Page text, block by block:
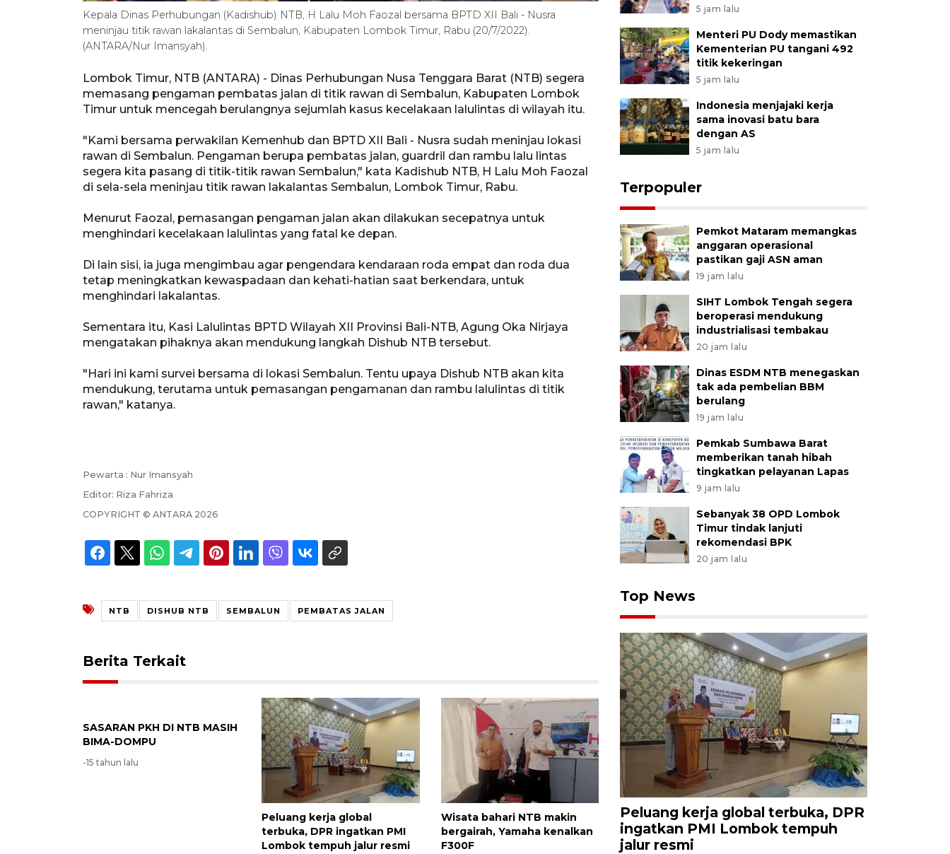
Kepala Dinas Perhubungan (Kadishub) NTB, H Lalu Moh Faozal bersama BPTD XII Bali - Nusra
meninjau titik rawan lakalantas di Sembalun, Kabupaten Lombok Timur, Rabu (20/7/2022).
(ANTARA/Nur Imansyah).
Lombok Timur, NTB (ANTARA) - Dinas Perhubungan Nusa Tenggara Barat (NTB) segera
memasang pengaman pembatas jalan di titik rawan di Sembalun, Kabupaten Lombok
Timur untuk mencegah berulangnya sejumlah kasus kecelakaan lalulintas di wilayah itu.
"Kami bersama perwakilan Kemenhub dan BPTD XII Bali - Nusra sudah meninjau lokasi
rawan di Sembalun. Pengaman berupa pembatas jalan, guardril dan rambu lalu lintas
segera kita pasang di titik-titik rawan Sembalun," kata Kadishub NTB, H Lalu Moh Faozal
di sela-sela meninjau titik rawan lakalantas Sembalun, Lombok Timur, Rabu.
Menurut Faozal, pemasangan pengaman jalan akan dilakukan secepatnya untuk
menghindari kecelakaan lalulintas yang fatal ke depan.
Di lain sisi, ia juga mengimbau agar pengendara kendaraan roda empat dan roda dua
tetap meningkatkan kewaspadaan dan kehati-hatian saat berkendara, untuk
menghindari lakalantas.
Sementara itu, Kasi Lalulintas BPTD Wilayah XII Provinsi Bali-NTB, Agung Oka Nirjaya
mengatakan pihaknya akan mendukung langkah Dishub NTB tersebut.
"Hari ini kami survei bersama di lokasi Sembalun. Tentu upaya Dishub NTB akan kita
mendukung, terutama untuk pemasangan pengamanan dan rambu lalulintas di titik
rawan," katanya.
Pewarta : Nur Imansyah
Editor: Riza Fahriza
COPYRIGHT © ANTARA 2026
NTB DISHUB NTB SEMBALUN PEMBATAS JALAN
Berita Terkait
SASARAN PKH DI NTB MASIH
BIMA-DOMPU
-15 tahun lalu
Peluang kerja global
terbuka, DPR ingatkan PMI
Lombok tempuh jalur resmi
Wisata bahari NTB makin
bergairah, Yamaha kenalkan
F300F
5 jam lalu
Menteri PU Dody memastikan
Kementerian PU tangani 492
titik kekeringan
5 jam lalu
Indonesia menjajaki kerja
sama inovasi batu bara
dengan AS
5 jam lalu
Terpopuler
Pemkot Mataram memangkas
anggaran operasional
pastikan gaji ASN aman
19 jam lalu
SIHT Lombok Tengah segera
beroperasi mendukung
industrialisasi tembakau
20 jam lalu
Dinas ESDM NTB menegaskan
tak ada pembelian BBM
berulang
19 jam lalu
Pemkab Sumbawa Barat
memberikan tanah hibah
tingkatkan pelayanan Lapas
9 jam lalu
Sebanyak 38 OPD Lombok
Timur tindak lanjuti
rekomendasi BPK
20 jam lalu
Top News
Peluang kerja global terbuka, DPR
ingatkan PMI Lombok tempuh
jalur resmi